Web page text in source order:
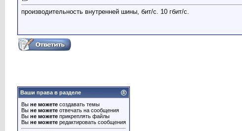
производительность внутренней шины, бит/с. 10 гбит/с.
Ваши права в разделе
Вы не можете создавать темы
Вы не можете отвечать на сообщения
Вы не можете прикреплять файлы
Вы не можете редактировать сообщения